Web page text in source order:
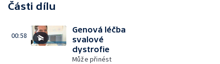
Části dílu
00:58
Genová léčba
svalové
dystrofie
Může přinést